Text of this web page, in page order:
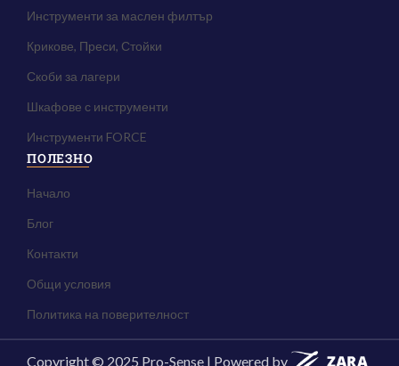
Инструменти за маслен филтър
Крикове, Преси, Стойки
Скоби за лагери
Шкафове с инструменти
Инструменти FORCE
ПОЛЕЗНО
Начало
Блог
Контакти
Общи условия
Политика на поверителност
Copyright © 2025 Pro-Sense | Powered by